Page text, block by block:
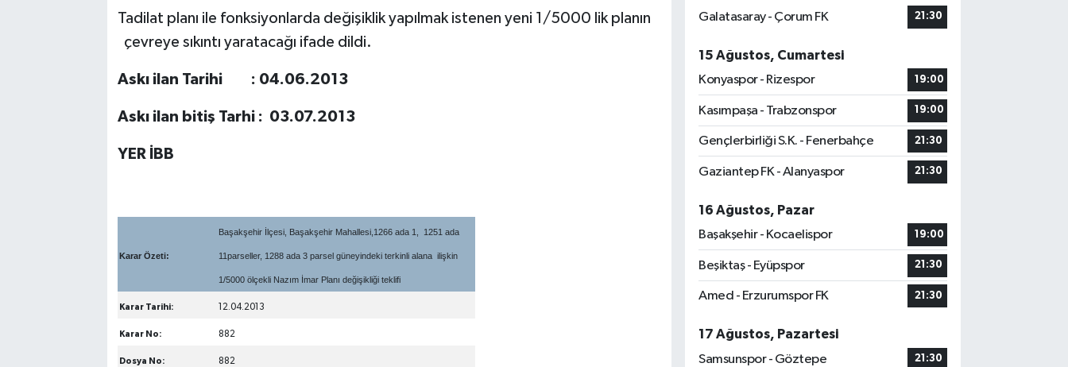
Tadilat planı ile fonksiyonlarda değişiklik yapılmak istenen yeni 1/5000 lik planın
çevreye sıkıntı yaratacağı ifade dildi.
Askı ilan Tarihi : 04.06.2013
Askı ilan bitiş Tarhi : 03.07.2013
YER İBB
Karar Özeti:
Başakşehir İlçesi, Başakşehir Mahallesi,1266 ada 1, 1251 ada
11parseller, 1288 ada 3 parsel güneyindeki terkinli alana ilişkin
1/5000 ölçekli Nazım İmar Planı değişikliği teklifi
Karar Tarihi: 12.04.2013
Karar No: 882
Dosya No: 882
Galatasaray - Çorum FK
21:30
15 Ağustos, Cumartesi
Konyaspor - Rizespor
19:00
Kasımpaşa - Trabzonspor 19:00
Gençlerbirliği S.K. - Fenerbahçe 21:30
Gaziantep FK - Alanyaspor 21:30
16 Ağustos, Pazar
Başakşehir - Kocaelispor
19:00
Beşiktaş - Eyüpspor 21:30
Amed - Erzurumspor FK 21:30
17 Ağustos, Pazartesi
Samsunspor - Göztepe
21:30